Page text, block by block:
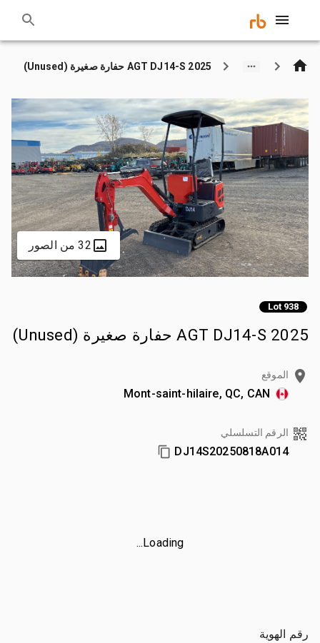
2025 AGT DJ14-S حفارة صغيرة (Unused)
32 من الصور
Lot 938
2025 AGT DJ14-S حفارة صغيرة (Unused)
الموقع
Mont-saint-hilaire, QC, CAN
الرقم التسلسلي
DJ14S20250818A014
Loading...
رقم الهوية